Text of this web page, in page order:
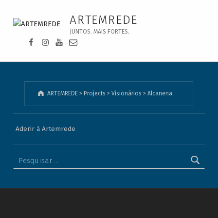
Alcanena - ARTEMREDE
ARTEMREDE
JUNTOS. MAIS FORTES.
Facebook da Artemrede
Instagram da Artemrede
Youtube da Artemrede
Email para artemrede@artemrede.pt
ARTEMREDE> Projects > Visionários > Alcanena
Aderir à Artemrede